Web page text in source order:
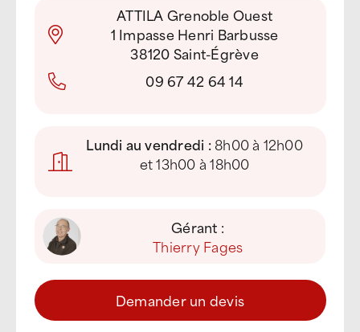
ATTILA Grenoble Ouest
1 Impasse Henri Barbusse
38120 Saint-Égrève
09 67 42 64 14
Lundi au vendredi :8h00 à 12h00
et 13h00 à 18h00
Gérant :
Thierry Fages
Demander un devis